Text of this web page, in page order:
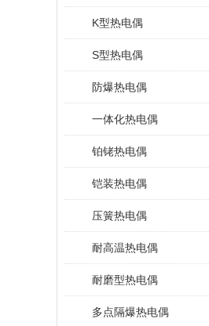
K型热电偶
S型热电偶
防爆热电偶
一体化热电偶
铂铑热电偶
铠装热电偶
压簧热电偶
耐高温热电偶
耐磨型热电偶
多点隔爆热电偶